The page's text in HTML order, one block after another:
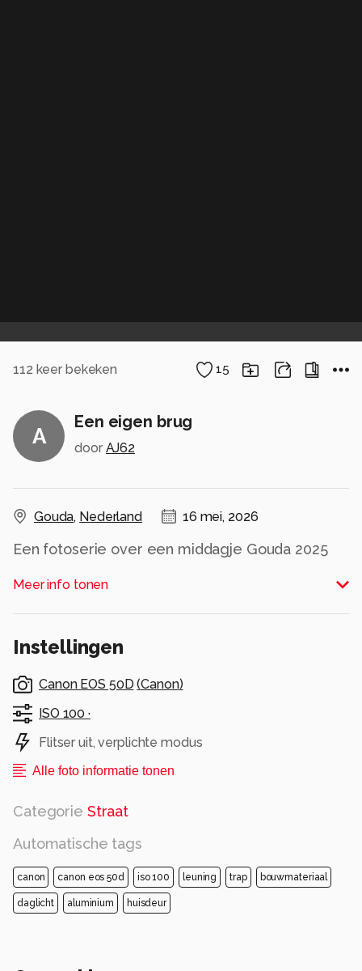
112 keer bekeken 15
A
Een eigen brug
door AJ62
Gouda, Nederland 16 mei, 2026
Een fotoserie over een middagje Gouda 2025
Gr. AJ'62
Meer info tonen
Instellingen
Canon EOS 50D (Canon)
ISO 100 ·
Flitser uit, verplichte modus
Alle foto informatie tonen
Categorie Straat
Automatische tags
canon canon eos 50d iso 100 leuning trap bouwmateriaal
daglicht aluminium huisdeur